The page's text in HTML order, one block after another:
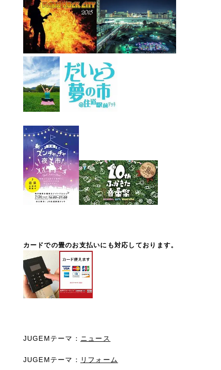
カードでの畳のお支払いにも対応しております。
JUGEMテーマ： ニュース
JUGEMテーマ： リフォーム